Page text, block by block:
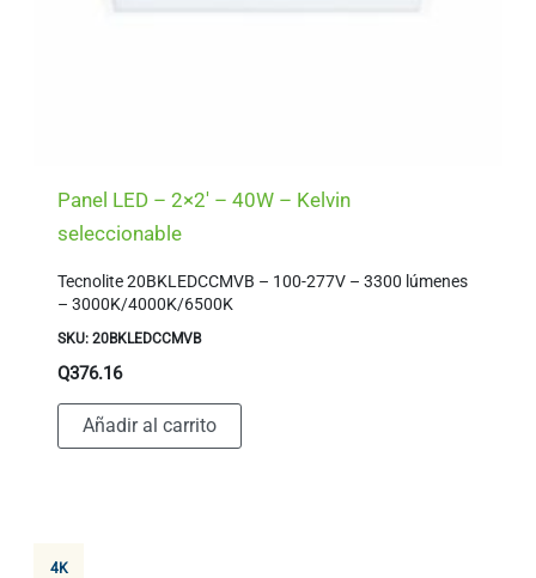
Panel LED – 2×2′ – 40W – Kelvin
seleccionable
Tecnolite 20BKLEDCCMVB – 100-277V – 3300 lúmenes
– 3000K/4000K/6500K
SKU: 20BKLEDCCMVB
Q376.16
Añadir al carrito
4K